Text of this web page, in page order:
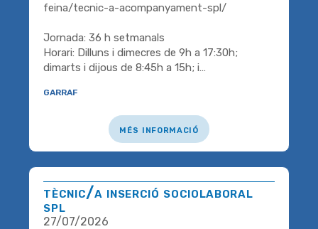
feina/tecnic-a-acompanyament-spl/
Jornada: 36 h setmanals
Horari: Dilluns i dimecres de 9h a 17:30h;
dimarts i dijous de 8:45h a 15h; i…
garraf
més informació
tècnic/a inserció sociolaboral
spl
27/07/2026